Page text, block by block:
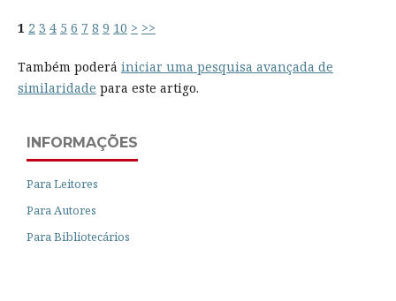
1 2 3 4 5 6 7 8 9 10 > >>
Também poderá iniciar uma pesquisa avançada de
similaridade para este artigo.
INFORMAÇÕES
Para Leitores
Para Autores
Para Bibliotecários